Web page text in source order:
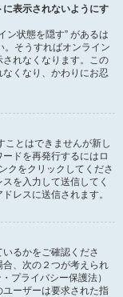
表示されないようにす
ン状態を隠す” があるは
。そうすればオンライン
れなくなります。この
くなり、かわりにお忍
ことはできませんが新し
ドを再発行するにはロ
クをクリックしてくださ
を入力して送信してく
レスに送信されます。
るかをご確認くださ
、次の２つが考えられ
プライバシー保護法）
ーザーは要求された指